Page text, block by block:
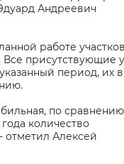
с
Андреевич
работе
Все присутствующие
период, их
по
количество
отметил Алексей